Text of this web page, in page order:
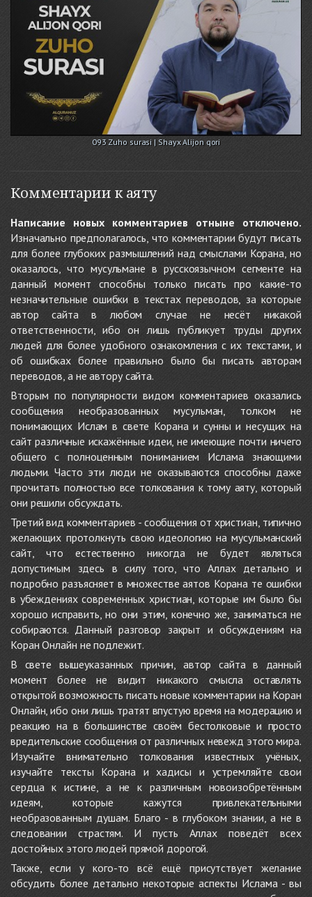
093 Zuho surasi | Shayx Alijon qori
Комментарии к аяту
Написание новых комментариев отныне отключено.
Изначально предполагалось, что комментарии будут писать
для более глубоких размышлений над смыслами Корана, но
оказалось, что мусульмане в русскоязычном сегменте на
данный момент способны только писать про какие-то
незначительные ошибки в текстах переводов, за которые
автор сайта в любом случае не несёт никакой
ответственности, ибо он лишь публикует труды других
людей для более удобного ознакомления с их текстами, и
об ошибках более правильно было бы писать авторам
переводов, а не автору сайта.
Вторым по популярности видом комментариев оказались
сообщения необразованных мусульман, толком не
понимающих Ислам в свете Корана и сунны и несущих на
сайт различные искажённые идеи, не имеющие почти ничего
общего с полноценным пониманием Ислама знающими
людьми. Часто эти люди не оказываются способны даже
прочитать полностью все толкования к тому аяту, который
они решили обсуждать.
Третий вид комментариев - сообщения от христиан, типично
желающих протолкнуть свою идеологию на мусульманский
сайт, что естественно никогда не будет являться
допустимым здесь в силу того, что Аллах детально и
подробно разъясняет в множестве аятов Корана те ошибки
в убеждениях современных христиан, которые им было бы
хорошо исправить, но они этим, конечно же, заниматься не
собираются. Данный разговор закрыт и обсуждениям на
Коран Онлайн не подлежит.
В свете вышеуказанных причин, автор сайта в данный
момент более не видит никакого смысла оставлять
открытой возможность писать новые комментарии на Коран
Онлайн, ибо они лишь тратят впустую время на модерацию и
реакцию на в большинстве своём бестолковые и просто
вредительские сообщения от различных невежд этого мира.
Изучайте внимательно толкования известных учёных,
изучайте тексты Корана и хадисы и устремляйте свои
сердца к истине, а не к различным новоизобретённым
идеям, которые кажутся привлекательными
необразованным душам. Благо - в глубоком знании, а не в
следовании страстям. И пусть Аллах поведёт всех
достойных этого людей прямой дорогой.
Также, если у кого-то всё ещё присутствует желание
обсудить более детально некоторые аспекты Ислама - вы